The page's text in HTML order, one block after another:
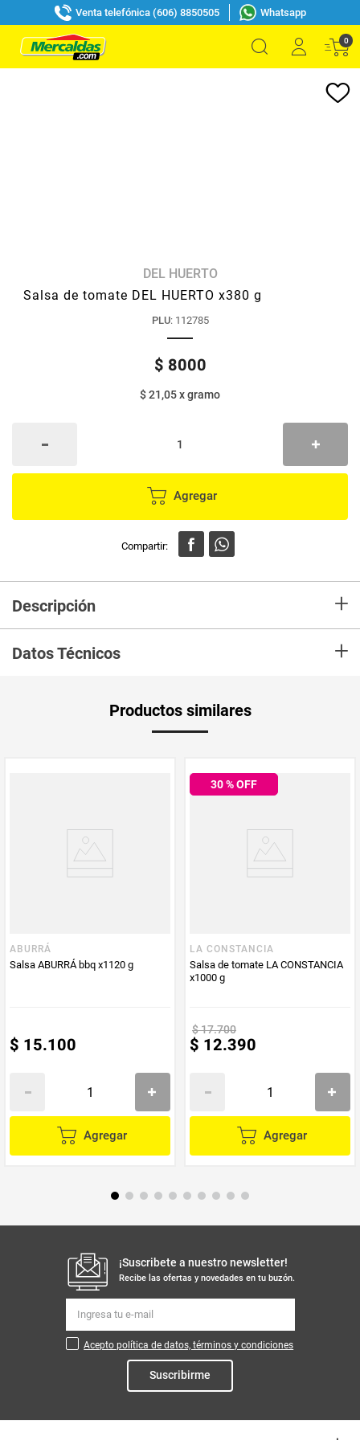
Venta telefónica (606) 8850505 Whatsapp
0
DEL HUERTO
Salsa de tomate DEL HUERTO x380 g
PLU: 112785
$ 8000
$ 21,05xgramo
Agregar
Descripción +
Datos Técnicos +
Producto (kg)
Productos similares
ABURRÁ
Salsa ABURRÁ bbq x1120 g
$ 15.100
Agregar
30% OFF
LA CONSTANCIA
Salsa de tomate LA CONSTANCIA
x1000 g
$17.700
$ 12.390
Agregar
¡Suscribete a nuestro newsletter!
Recibe las ofertas y novedades en tu buzón.
Acepto política de datos, términos y condiciones
Suscribirme